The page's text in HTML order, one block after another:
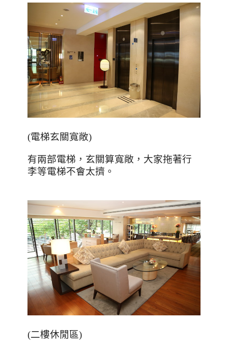
(電梯玄關寬敞)
有兩部電梯，玄關算寬敞，大家拖著行
李等電梯不會太擠。
(二樓休閒區)